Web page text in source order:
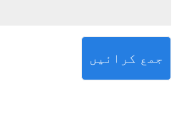
جمع کرائیں